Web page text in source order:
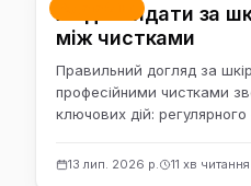
Як доглядати за
між чистками
Правильний догляд за
професійними чистками
ключових дій:
13 лип. 2026 р. 11 хв читання